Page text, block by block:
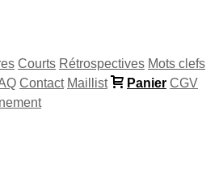
Courts Rétrospectives Mots clefs
Contact Maillist Panier CGV